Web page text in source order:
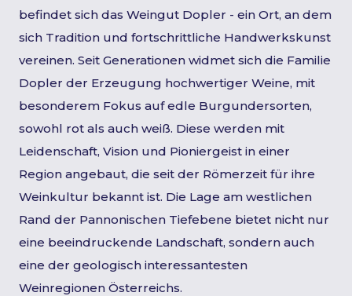
befindet sich das Weingut Dopler - ein Ort, an dem
sich Tradition und fortschrittliche Handwerkskunst
vereinen. Seit Generationen widmet sich die Familie
Dopler der Erzeugung hochwertiger Weine, mit
besonderem Fokus auf edle Burgundersorten,
sowohl rot als auch weiß. Diese werden mit
Leidenschaft, Vision und Pioniergeist in einer
Region angebaut, die seit der Römerzeit für ihre
Weinkultur bekannt ist. Die Lage am westlichen
Rand der Pannonischen Tiefebene bietet nicht nur
eine beeindruckende Landschaft, sondern auch
eine der geologisch interessantesten
Weinregionen Österreichs.